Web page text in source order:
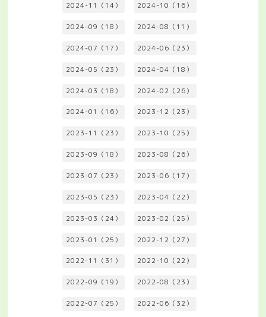
2024-11（14） 2024-10（16）
2024-09（18） 2024-08（11）
2024-07（17） 2024-06（23）
2024-05（23） 2024-04（18）
2024-03（18） 2024-02（26）
2024-01（16） 2023-12（23）
2023-11（23） 2023-10（25）
2023-09（18） 2023-08（26）
2023-07（23） 2023-06（17）
2023-05（23） 2023-04（22）
2023-03（24） 2023-02（25）
2023-01（25） 2022-12（27）
2022-11（31） 2022-10（22）
2022-09（19） 2022-08（23）
2022-07（25） 2022-06（32）